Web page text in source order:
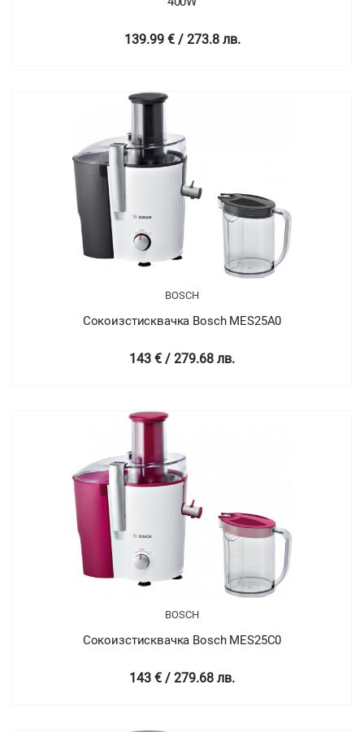
139.99 € / 273.8 лв.
BOSCH
Сокоизстисквачка Bosch MES25A0
143 € / 279.68 лв.
BOSCH
Сокоизстисквачка Bosch MES25C0
143 € / 279.68 лв.